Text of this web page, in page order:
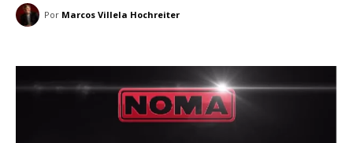
Por Marcos Villela Hochreiter